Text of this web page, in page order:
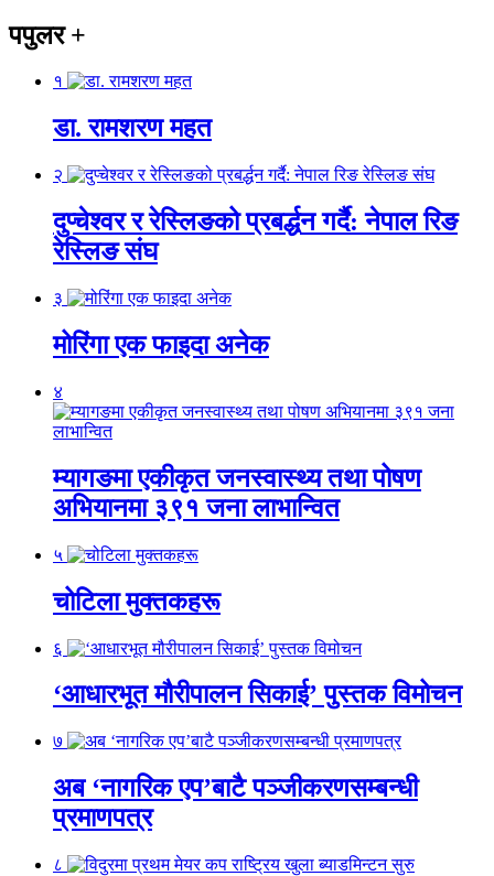
पपुलर+
१
डा. रामशरण महत
२
दुप्चेश्वर र रेस्लिङको प्रबर्द्धन गर्दै: नेपाल रिङ
रेस्लिङ संघ
३
मोरिंगा एक फाइदा अनेक
४
म्यागङमा एकीकृत जनस्वास्थ्य तथा पोषण
अभियानमा ३९१ जना लाभान्वित
५
चोटिला मुक्तकहरू
६
‘आधारभूत मौरीपालन सिकाई’ पुस्तक विमोचन
७
अब ‘नागरिक एप’बाटै पञ्जीकरणसम्बन्धी
प्रमाणपत्र
८